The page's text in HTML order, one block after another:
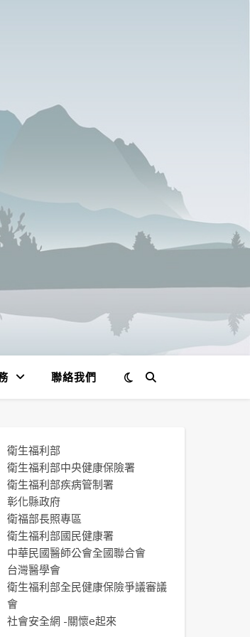
聯絡我們
衛生福利部
衛生福利部中央健康保險署
衛生福利部疾病管制署
彰化縣政府
衛福部長照專區
衛生福利部國民健康署
中華民國醫師公會全國聯合會
台灣醫學會
衛生福利部全民健康保險爭議審議
會
社會安全網 -關懷e起來